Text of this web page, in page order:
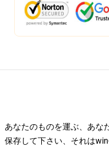
あなたのものを運ぶ、あな
保存して下さい、それは